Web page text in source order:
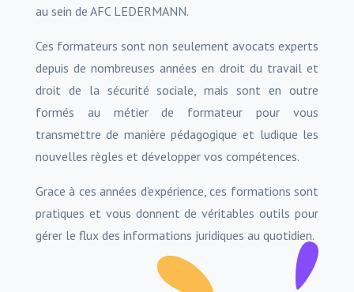
au sein de AFC LEDERMANN.
Ces formateurs sont non seulement avocats experts
depuis de nombreuses années en droit du travail et
droit de la sécurité sociale, mais sont en outre
formés au métier de formateur pour vous
transmettre de manière pédagogique et ludique les
nouvelles règles et développer vos compétences.
Grace à ces années d’expérience, ces formations sont
pratiques et vous donnent de véritables outils pour
gérer le flux des informations juridiques au quotidien.